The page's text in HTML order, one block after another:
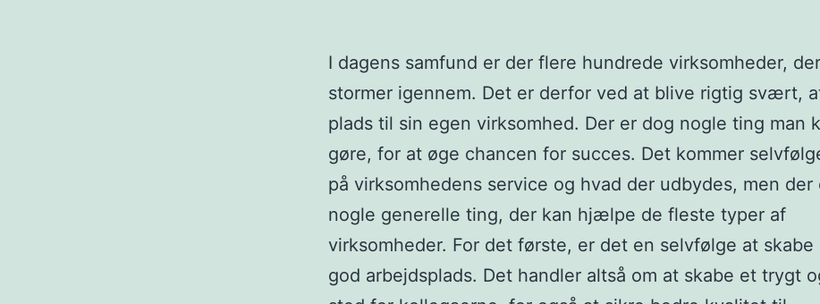
I dagens samfund er der flere hundrede virksomheder, der
stormer igennem. Det er derfor ved at blive rigtig svært,
plads til sin egen virksomhed. Der er dog nogle ting man
gøre, for at øge chancen for succes. Det kommer
på virksomhedens service og hvad der udbydes, men der
nogle generelle ting, der kan hjælpe de fleste typer af
virksomheder. For det første, er det en selvfølge at skabe
god arbejdsplads. Det handler altså om at skabe et trygt